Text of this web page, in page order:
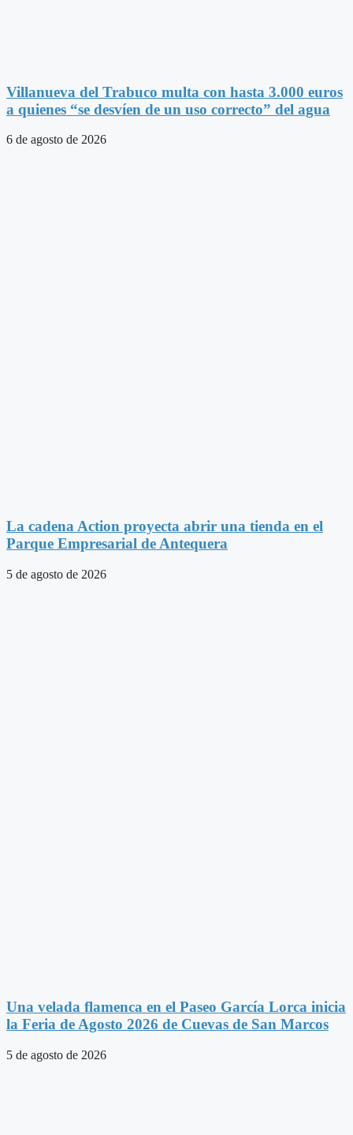
Villanueva del Trabuco multa con hasta 3.000 euros
a quienes “se desvíen de un uso correcto” del agua
6 de agosto de 2026
La cadena Action proyecta abrir una tienda en el
Parque Empresarial de Antequera
5 de agosto de 2026
Una velada flamenca en el Paseo García Lorca inicia
la Feria de Agosto 2026 de Cuevas de San Marcos
5 de agosto de 2026